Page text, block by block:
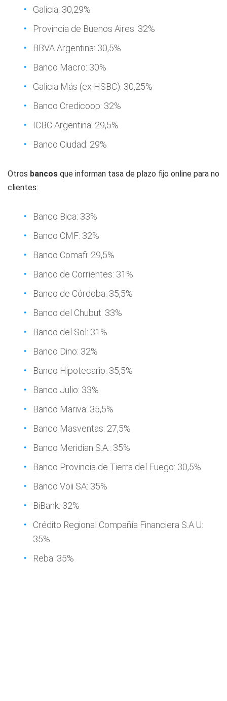
Galicia: 30,29%
Provincia de Buenos Aires: 32%
BBVA Argentina: 30,5%
Banco Macro: 30%
Galicia Más (ex HSBC): 30,25%
Banco Credicoop: 32%
ICBC Argentina: 29,5%
Banco Ciudad: 29%
Otros bancos que informan tasa de plazo fijo online para no
clientes:
Banco Bica: 33%
Banco CMF: 32%
Banco Comafi: 29,5%
Banco de Corrientes: 31%
Banco de Córdoba: 35,5%
Banco del Chubut: 33%
Banco del Sol: 31%
Banco Dino: 32%
Banco Hipotecario: 35,5%
Banco Julio: 33%
Banco Mariva: 35,5%
Banco Masventas: 27,5%
Banco Meridian S.A.: 35%
Banco Provincia de Tierra del Fuego: 30,5%
Banco Voii SA: 35%
BiBank: 32%
Crédito Regional Compañía Financiera S.A.U:
35%
Reba: 35%